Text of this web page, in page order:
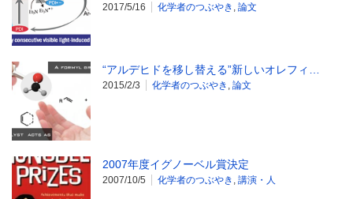
2017/5/16 化学者のつぶやき 論文
“アルデヒドを移し替える”新しいオレフィ…
2015/2/3 化学者のつぶやき 論文
2007年度イグノーベル賞決定
2007/10/5 化学者のつぶやき 講演・人